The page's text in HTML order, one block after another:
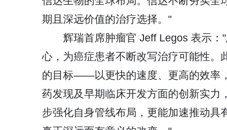
期且深远价值的治疗选择。"
辉瑞首席肿瘤官 Jeff Legos 表示
心，为癌症患者不断改写治疗可能性。
的目标——以更快的速度、更高的效率
药发现及早期临床开发方面的创新实力
步强化自身管线布局，更能加速推动